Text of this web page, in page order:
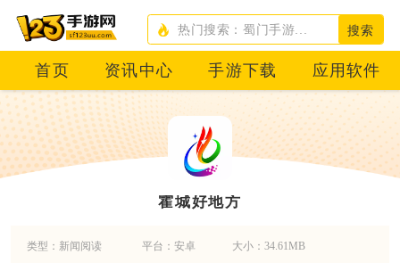
搜索
首页 资讯中心 手游下载 应用软件
霍城好地方
类型：新闻阅读 平台：安卓 大小：34.61MB